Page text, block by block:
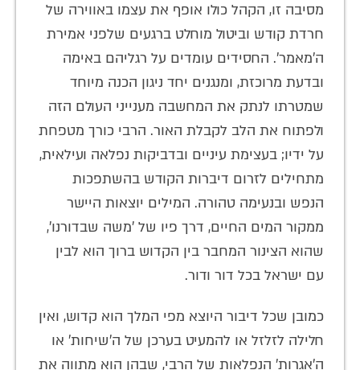
מסיבה זו, הקהל כולו אופף את עצמו באווירה של
חרדת קודש וביטול מוחלט ברגעים שלפני אמירת
ה'מאמר'. החסידים עומדים על רגליהם באימה
ובדעת מרוכזת, ומנגנים יחד ניגון הכנה מיוחד
שמטרתו לנתק את המחשבה מענייני העולם הזה
ולפתוח את הלב לקבלת האור. הרבי כורך מטפחת
על ידיו; בעצימת עיניים ובדביקות נפלאה ועילאית,
מתחילים לזרום דיברות הקודש בהשתפכות
הנפש ובנעימה טהורה. המילים יוצאות היישר
ממקור המים החיים, דרך פיו של 'משה שבדורנו',
שהוא הצינור המחבר בין הקדוש ברוך הוא לבין
עם ישראל בכל דור ודור.
כמובן שכל דיבור היוצא מפי המלך הוא קדוש, ואין
חלילה לזלזל או להמעיט בערכן של ה'שיחות' או
ה'אגרות' הנפלאות של הרבי, שבהן הוא מתווה את